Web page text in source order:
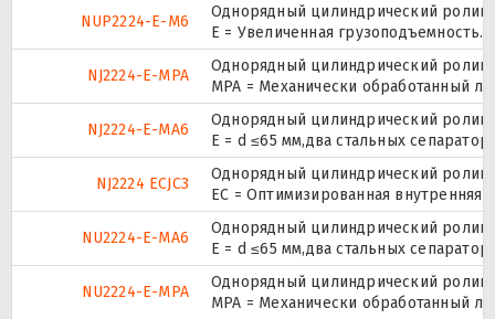
NUP2224-E-M6
Однорядный цилиндрический
E = Увеличенная
NJ2224-E-MPA
Однорядный цилиндрический
MPA = Механически обработанный
NJ2224-E-MA6
Однорядный цилиндрический
E = d ≤65 мм,два стальных
NJ2224 ECJC3
Однорядный цилиндрический
EC = Оптимизированная
NU2224-E-MA6
Однорядный цилиндрический
E = d ≤65 мм,два стальных
NU2224-E-MPA
Однорядный цилиндрический
MPA = Механически обработанный